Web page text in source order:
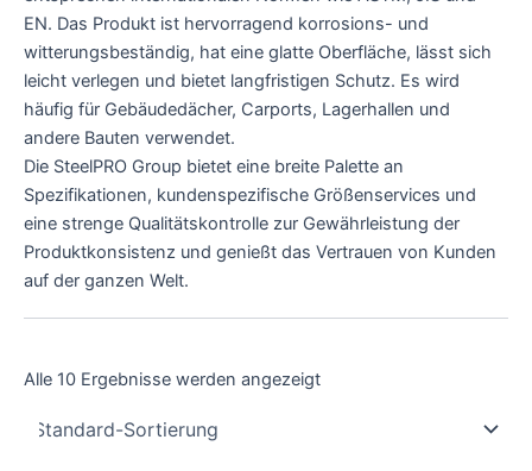
EN. Das Produkt ist hervorragend korrosions- und
witterungsbeständig, hat eine glatte Oberfläche, lässt sich
leicht verlegen und bietet langfristigen Schutz. Es wird
häufig für Gebäudedächer, Carports, Lagerhallen und
andere Bauten verwendet.
Die SteelPRO Group bietet eine breite Palette an
Spezifikationen, kundenspezifische Größenservices und
eine strenge Qualitätskontrolle zur Gewährleistung der
Produktkonsistenz und genießt das Vertrauen von Kunden
auf der ganzen Welt.
Alle 10 Ergebnisse werden angezeigt